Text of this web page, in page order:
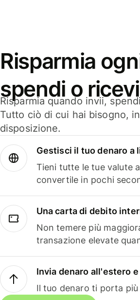
Risparmia
spendi o
Risparmia quando invii,
Tutto ciò di cui hai bisogno,
disposizione.
Gestisci il tuo denaro a
Tieni tutte le tue valute
convertile in pochi
Una carta di debito
Non temere più
transazione elevate
Invia denaro all'estero
Il tuo denaro ti porta